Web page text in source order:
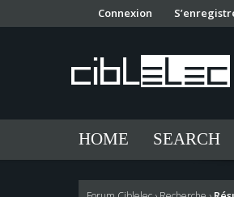
Connexion
HOME SEARCH